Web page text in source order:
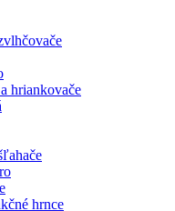
hriankovače
hrnce